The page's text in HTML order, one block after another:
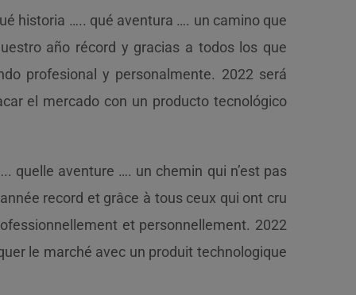
historia ….. qué aventura …. un camino que
año récord y gracias a todos los que
profesional y personalmente. 2022 será
el mercado con un producto tecnológico
quelle aventure …. un chemin qui n’est pas
record et grâce à tous ceux qui ont cru
et personnellement. 2022
le marché avec un produit technologique